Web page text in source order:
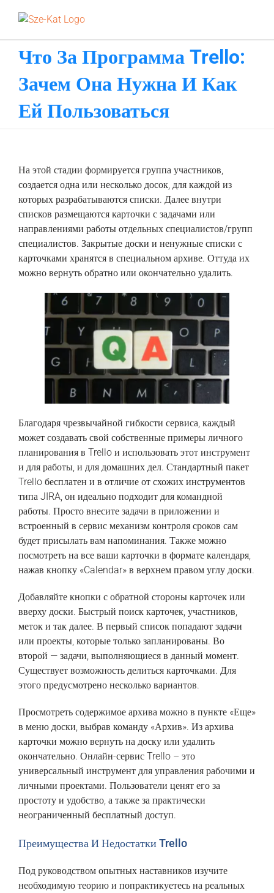
Что За Программа Trello:
Зачем Она Нужна И Как
Ей Пользоваться
На этой стадии формируется группа участников,
создается одна или несколько досок, для каждой из
которых разрабатываются списки. Далее внутри
списков размещаются карточки с задачами или
направлениями работы отдельных специалистов/групп
специалистов. Закрытые доски и ненужные списки с
карточками хранятся в специальном архиве. Оттуда их
можно вернуть обратно или окончательно удалить.
Благодаря чрезвычайной гибкости сервиса, каждый
может создавать свой собственные примеры личного
планирования в Trello и использовать этот инструмент
и для работы, и для домашних дел. Стандартный пакет
Trello бесплатен и в отличие от схожих инструментов
типа JIRA, он идеально подходит для командной
работы. Просто внесите задачи в приложении и
встроенный в сервис механизм контроля сроков сам
будет присылать вам напоминания. Также можно
посмотреть на все ваши карточки в формате календаря,
нажав кнопку «Calendar» в верхнем правом углу доски.
Добавляйте кнопки с обратной стороны карточек или
вверху доски. Быстрый поиск карточек, участников,
меток и так далее. В первый список попадают задачи
или проекты, которые только запланированы. Во
второй — задачи, выполняющиеся в данный момент.
Существует возможность делиться карточками. Для
этого предусмотрено несколько вариантов.
Просмотреть содержимое архива можно в пункте «Еще»
в меню доски, выбрав команду «Архив». Из архива
карточки можно вернуть на доску или удалить
окончательно. Онлайн-сервис Trello – это
универсальный инструмент для управления рабочими и
личными проектами. Пользователи ценят его за
простоту и удобство, а также за практически
неограниченный бесплатный доступ.
Преимущества И Недостатки Trello
Под руководством опытных наставников изучите
необходимую теорию и попрактикуетесь на реальных